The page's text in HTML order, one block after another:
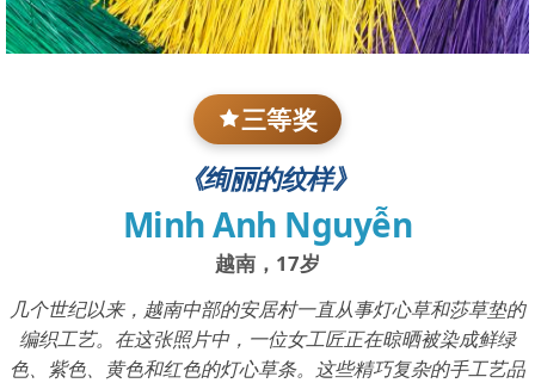
三等奖
《绚丽的纹样》
Minh Anh Nguyễn
越南，17岁
几个世纪以来，越南中部的安居村一直从事灯心草和莎草垫的
编织工艺。在这张照片中，一位女工匠正在晾晒被染成鲜绿
色、紫色、黄色和红色的灯心草条。这些精巧复杂的手工艺品